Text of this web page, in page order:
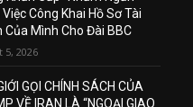
Công Khai Hồ Sơ Tài
Của Mình Cho Đài BBC
5, 2026
GỌI CHÍNH SÁCH CỦA
VỀ IRAN LÀ “NGOẠI GIAO